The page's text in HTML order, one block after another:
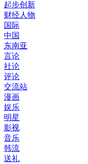
起步创新
财经人物
国际
中国
东南亚
言论
社论
评论
交流站
漫画
娱乐
明星
影视
音乐
韩流
送礼